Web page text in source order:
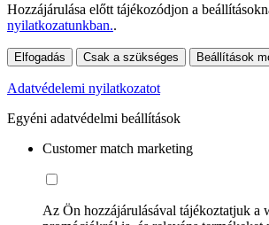
Hozzájárulása előtt tájékozódjon a
nyilatkozatunkban..
Elfogadás Csak a szükséges Beállítások
Adatvédelemi nyilatkozatot
Egyéni adatvédelmi beállítások
Customer match marketing
Az Ön hozzájárulásával tájékoztatjuk a